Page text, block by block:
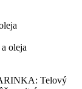
Telový